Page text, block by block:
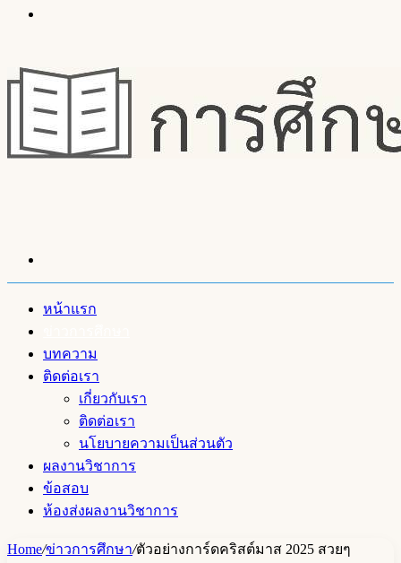
หน้าแรก
บทความ
ติดต่อเรา
เกี่ยวกับเรา
ติดต่อเรา
นโยบายความเป็นส่วนตัว
ผลงานวิชาการ
ข้อสอบ
ห้องส่งผลงานวิชาการ
Home/ข่าวการศึกษา/ตัวอย่างการ์ดคริสต์มาส 2025 สวยๆ